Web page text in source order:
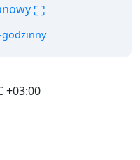
⛶
godzinny
+03:00